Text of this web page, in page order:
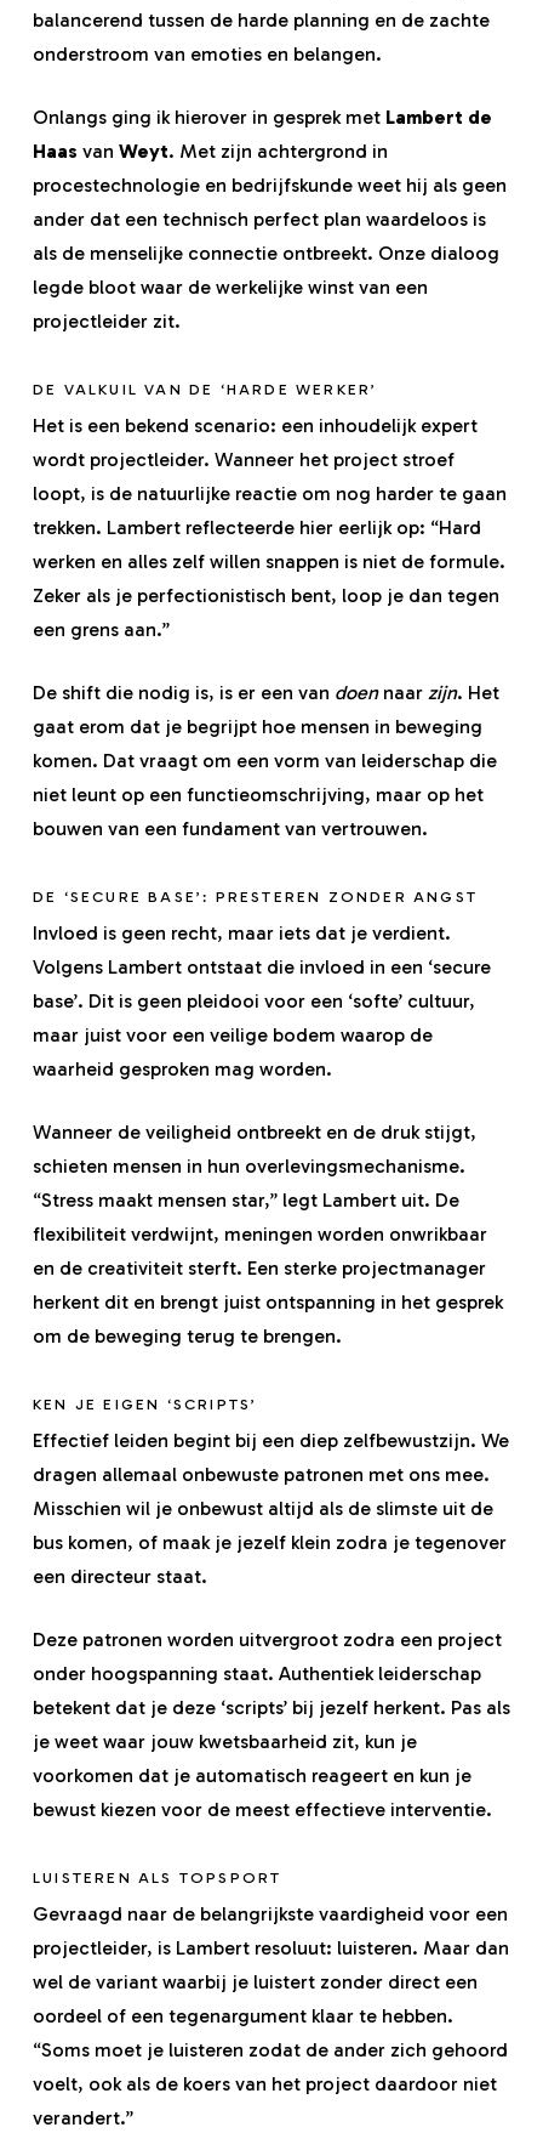
balancerend tussen de harde planning en de zachte
onderstroom van emoties en belangen.
Onlangs ging ik hierover in gesprek met Lambert de
Haas van Weyt. Met zijn achtergrond in
procestechnologie en bedrijfskunde weet hij als geen
ander dat een technisch perfect plan waardeloos is
als de menselijke connectie ontbreekt. Onze dialoog
legde bloot waar de werkelijke winst van een
projectleider zit.
DE VALKUIL VAN DE ‘HARDE WERKER’
Het is een bekend scenario: een inhoudelijk expert
wordt projectleider. Wanneer het project stroef
loopt, is de natuurlijke reactie om nog harder te gaan
trekken. Lambert reflecteerde hier eerlijk op: “Hard
werken en alles zelf willen snappen is niet de formule.
Zeker als je perfectionistisch bent, loop je dan tegen
een grens aan.”
De shift die nodig is, is er een van doennaar zijn. Het
gaat erom dat je begrijpt hoe mensen in beweging
komen. Dat vraagt om een vorm van leiderschap die
niet leunt op een functieomschrijving, maar op het
bouwen van een fundament van vertrouwen.
DE ‘SECURE BASE’: PRESTEREN ZONDER ANGST
Invloed is geen recht, maar iets dat je verdient.
Volgens Lambert ontstaat die invloed in een ‘secure
base’. Dit is geen pleidooi voor een ‘softe’ cultuur,
maar juist voor een veilige bodem waarop de
waarheid gesproken mag worden.
Wanneer de veiligheid ontbreekt en de druk stijgt,
schieten mensen in hun overlevingsmechanisme.
“Stress maakt mensen star,” legt Lambert uit. De
flexibiliteit verdwijnt, meningen worden onwrikbaar
en de creativiteit sterft. Een sterke projectmanager
herkent dit en brengt juist ontspanning in het gesprek
om de beweging terug te brengen.
KEN JE EIGEN ‘SCRIPTS’
Effectief leiden begint bij een diep zelfbewustzijn. We
dragen allemaal onbewuste patronen met ons mee.
Misschien wil je onbewust altijd als de slimste uit de
bus komen, of maak je jezelf klein zodra je tegenover
een directeur staat.
Deze patronen worden uitvergroot zodra een project
onder hoogspanning staat. Authentiek leiderschap
betekent dat je deze ‘scripts’ bij jezelf herkent. Pas als
je weet waar jouw kwetsbaarheid zit, kun je
voorkomen dat je automatisch reageert en kun je
bewust kiezen voor de meest effectieve interventie.
LUISTEREN ALS TOPSPORT
Gevraagd naar de belangrijkste vaardigheid voor een
projectleider, is Lambert resoluut: luisteren. Maar dan
wel de variant waarbij je luistert zonder direct een
oordeel of een tegenargument klaar te hebben.
“Soms moet je luisteren zodat de ander zich gehoord
voelt, ook als de koers van het project daardoor niet
verandert.”